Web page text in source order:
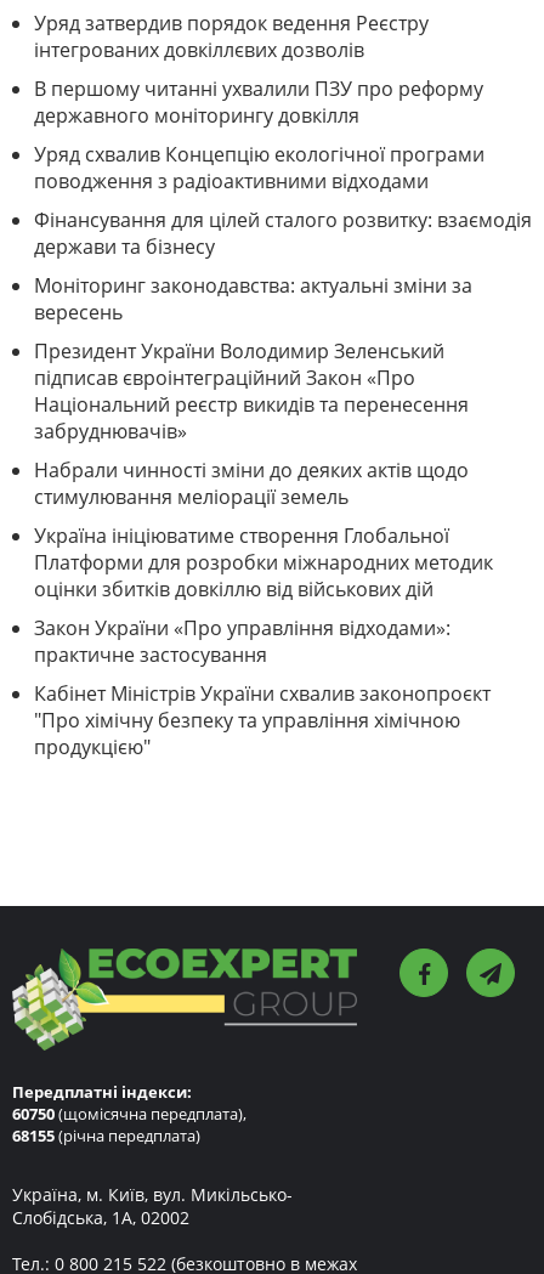
Уряд затвердив порядок ведення Реєстру
інтегрованих довкіллєвих дозволів
В першому читанні ухвалили ПЗУ про реформу
державного моніторингу довкілля
Уряд схвалив Концепцію екологічної програми
поводження з радіоактивними відходами
Фінансування для цілей сталого розвитку: взаємодія
держави та бізнесу
Моніторинг законодавства: актуальні зміни за
вересень
Президент України Володимир Зеленський
підписав євроінтеграційний Закон «Про
Національний реєстр викидів та перенесення
забруднювачів»
Набрали чинності зміни до деяких актів щодо
стимулювання меліорації земель
Україна ініціюватиме створення Глобальної
Платформи для розробки міжнародних методик
оцінки збитків довкіллю від військових дій
Закон України «Про управління відходами»:
практичне застосування
Кабінет Міністрів України схвалив законопроєкт
"Про хімічну безпеку та управління хімічною
продукцією"
Передплатні індекси:
60750(щомісячна передплата),
68155(річна передплата)
Україна, м. Київ, вул. Микільсько-
Слобідська, 1А, 02002
Тел.: 0 800 215 522 (безкоштовно в межах